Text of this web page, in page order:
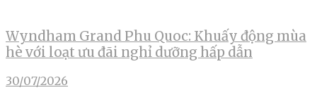
Wyndham Grand Phu Quoc: Khuấy động mùa
hè với loạt ưu đãi nghỉ dưỡng hấp dẫn
30/07/2026